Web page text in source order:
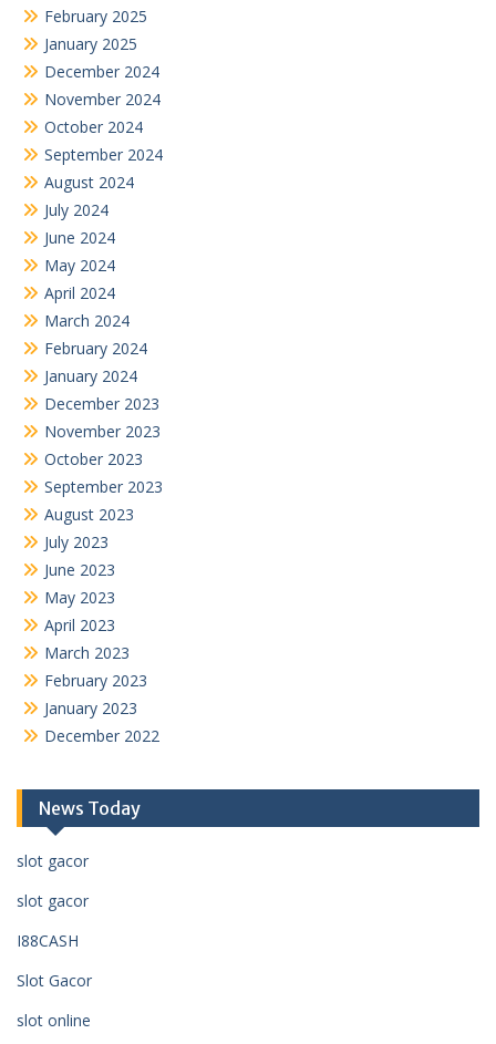
February 2025
January 2025
December 2024
November 2024
October 2024
September 2024
August 2024
July 2024
June 2024
May 2024
April 2024
March 2024
February 2024
January 2024
December 2023
November 2023
October 2023
September 2023
August 2023
July 2023
June 2023
May 2023
April 2023
March 2023
February 2023
January 2023
December 2022
News Today
slot gacor
slot gacor
I88CASH
Slot Gacor
slot online